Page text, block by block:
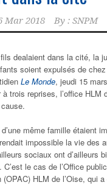
Mar 2018 By : SNPM
dealaient dans la cité, la
soient expulsés de
Le Monde, jeudi 15
trois reprises, l’office HLM
même famille étaient
impossible la vie des
sociaux ont d’ailleurs
le cas de l’Office
HLM de l’Oise, qui